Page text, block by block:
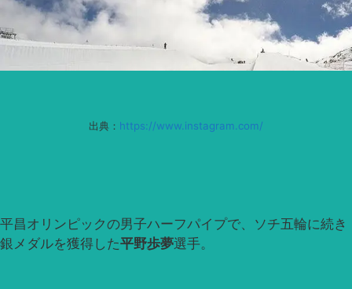
出典： https://www.instagram.com/
平昌オリンピックの男子ハーフパイプで、ソチ五輪に続き
銀メダルを獲得した平野歩夢選手。